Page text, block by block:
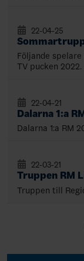
22-04-25
Följande
TV pucken 2022.
Dalarna 1:a
22-04-21
Dalarna 1:a RM
Truppen RM
22-03-21
Truppen till